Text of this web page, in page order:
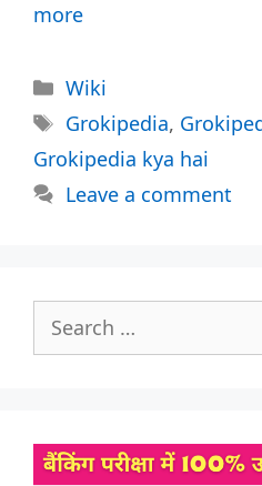
more
Categories
Wiki
Tags
Grokipedia,
Grokipedia kya hai
Leave a comment
for: